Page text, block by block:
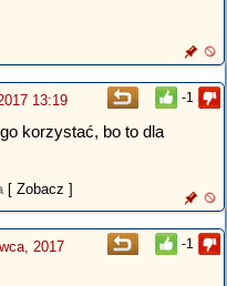
-1
13:19
korzystać, bo to dla
[ Zobacz ]
-1
2017